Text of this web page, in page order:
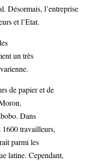
Désormais, l’entreprise
et l’Etat.
un très
de papier et de
Dans
1600 travailleurs,
parmi les
latine. Cependant,